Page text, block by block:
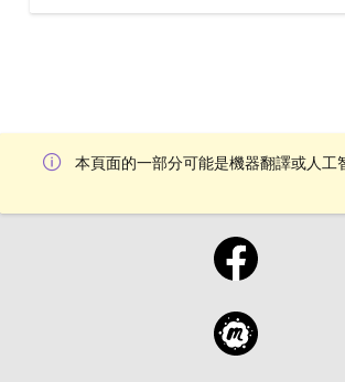
本頁面的一部分可能是機器翻譯或人工